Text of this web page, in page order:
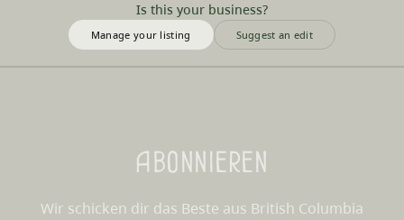
Is this your business?
Manage your listing Suggest an edit
Abonnieren
Wir schicken dir das Beste aus British Columbia